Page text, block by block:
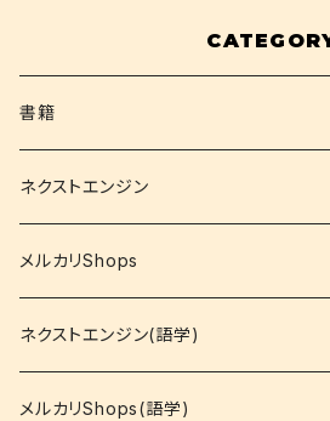
書籍
関西大学テキスト
就活
資格
コミック
ネクストエンジン
メルカリShops
ネクストエンジン(語学)
メルカリShops(語学)